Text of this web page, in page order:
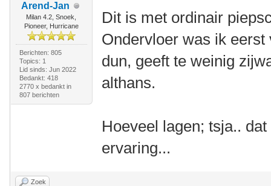
Arend-Jan
Milan 4.2, Snoek,
Pioneer, Hurricane
Berichten: 805
Topics: 1
Lid sinds: Jun 2022
Bedankt: 418
2770 x bedankt in
807 berichten
Dit is met ordinair
Ondervloer was ik
dun, geeft te weinig
althans.
Hoeveel lagen; tsja..
ervaring...
Zoek